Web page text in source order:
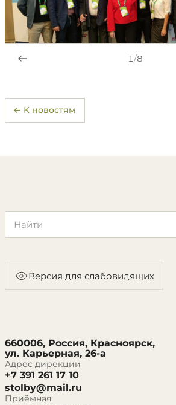
1/8
← К новостям
Версия для слабовидящих
660006, Россия, Красноярск,
ул. Карьерная, 26-а
Адрес дирекции
+7 391 261 17 10
stolby@mail.ru
Приёмная